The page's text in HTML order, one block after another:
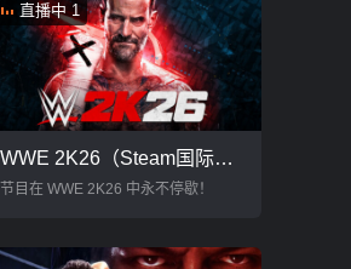
WWE 2K26（Steam国际自备账号）
节目在 WWE 2K26 中永不停歇！
直播中 1